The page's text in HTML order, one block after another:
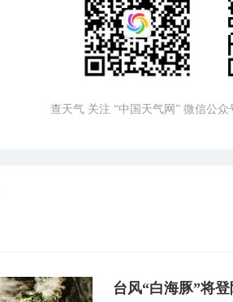
查天气 关注 “中国天气网” 微信公众
台风“白海豚”将